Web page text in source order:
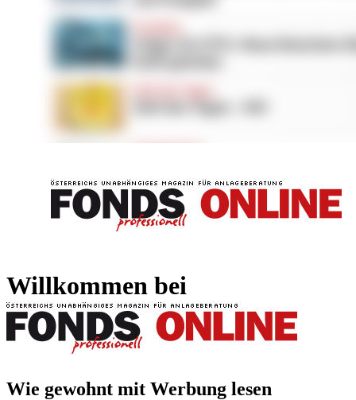
Willkommen bei
Wie gewohnt mit Werbung lesen